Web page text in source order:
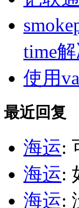
time
使用
最近回复
海运:
海运:
海运: